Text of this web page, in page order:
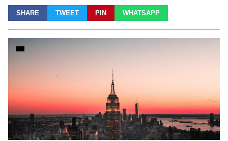
SHARE TWEET PIN WHATSAPP